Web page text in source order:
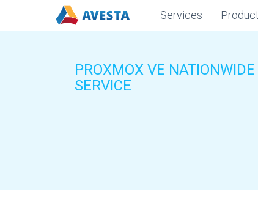
Services
PROXMOX VE
SERVICE